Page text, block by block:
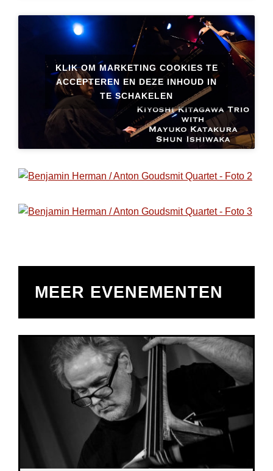
KLIK OM MARKETING COOKIES TE
ACCEPTEREN EN DEZE INHOUD IN
TE SCHAKELEN
MEER EVENEMENTEN